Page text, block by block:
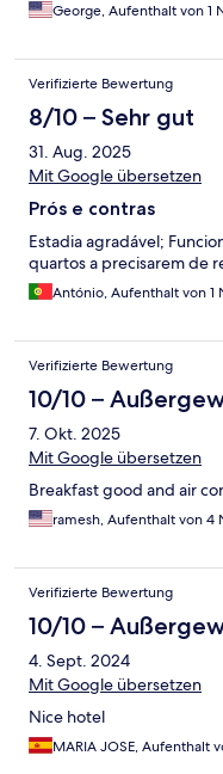
George, Aufenthalt von 1
Verifizierte Bewertung
8/10 – Sehr gut
31. Aug. 2025
Mit Google übersetzen
Prós e contras
Estadia agradável;
quartos a precisarem de
António, Aufenthalt von 1
Verifizierte Bewertung
10/10 –
7. Okt. 2025
Mit Google übersetzen
Breakfast good and air
ramesh, Aufenthalt von 4
Verifizierte Bewertung
10/10 –
4. Sept. 2024
Mit Google übersetzen
Nice hotel
MARIA JOSE, Aufenthalt